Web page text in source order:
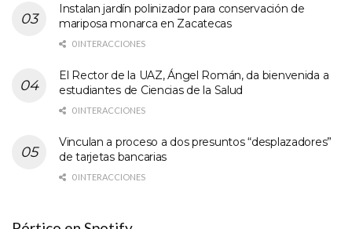
Instalan jardín polinizador para conservación de
mariposa monarca en Zacatecas
0 INTERACCIONES
El Rector de la UAZ, Ángel Román, da bienvenida a
estudiantes de Ciencias de la Salud
0 INTERACCIONES
Vinculan a proceso a dos presuntos “desplazadores”
de tarjetas bancarias
0 INTERACCIONES